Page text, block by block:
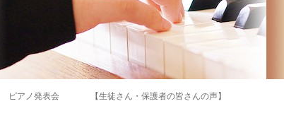
ピアノ発表会 【生徒さん・保護者の皆さんの声】